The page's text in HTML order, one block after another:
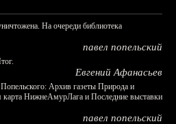
На очереди библиотека
павел попельский
Евгений Афанасьев
Архив газеты Природа и
карта НижнеАмурЛага и Последние выставки
павел попельский